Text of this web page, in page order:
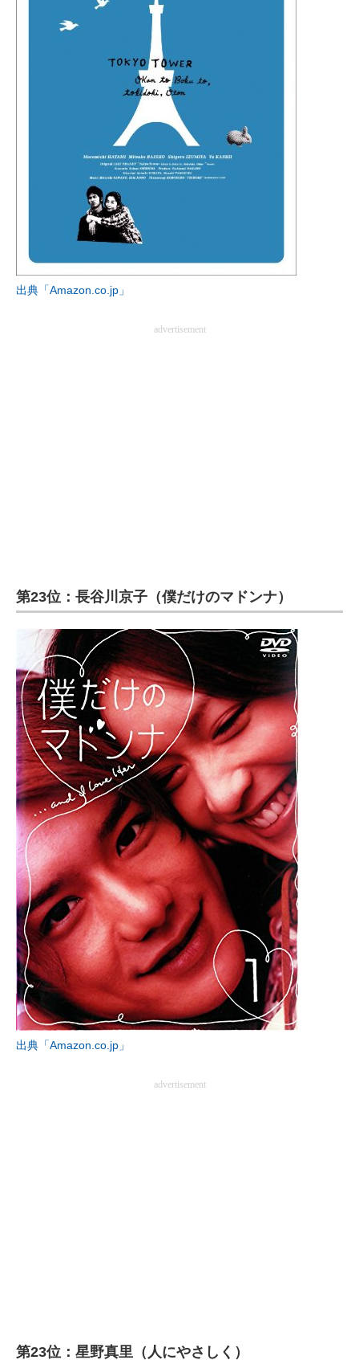
出典「Amazon.co.jp」
advertisement
第23位：長谷川京子（僕だけのマドンナ）
出典「Amazon.co.jp」
advertisement
第23位：星野真里（人にやさしく）